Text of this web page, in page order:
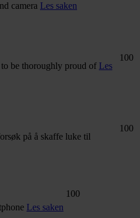
camera Les saken
be thoroughly proud of Les
100
på å skaffe luke til
100
Les saken
100